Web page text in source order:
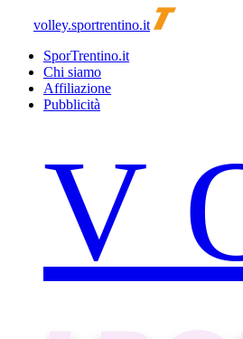
volley.sportrentino.it
SporTrentino.it
Chi siamo
Affiliazione
Pubblicità